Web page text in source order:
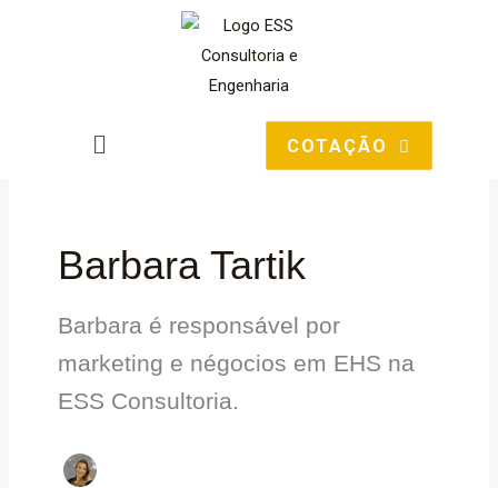
Main
COTAÇÃO
Barbara Tartik
Barbara é responsável por
marketing e négocios em EHS na
ESS Consultoria.